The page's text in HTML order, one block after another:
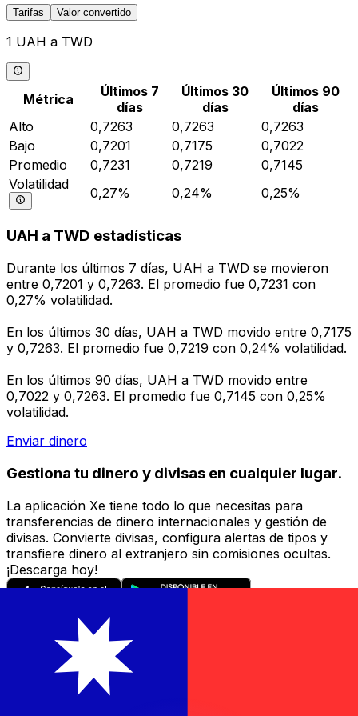
Tarifas Valor convertido
1 UAH a TWD
Métrica
Últimos 7
días
Últimos 30
días
Últimos 90
días
Alto
0,7263 0,7263
0,7263
Bajo
0,7201 0,7175
0,7022
Promedio
0,7231 0,7219
0,7145
Volatilidad
0,27% 0,24% 0,25%
UAH a TWD estadísticas
Durante los últimos 7 días, UAH a TWD se movieron
entre 0,7201 y 0,7263. El promedio fue 0,7231 con
0,27% volatilidad.
En los últimos 30 días, UAH a TWD movido entre 0,7175
y 0,7263. El promedio fue 0,7219 con 0,24% volatilidad.
En los últimos 90 días, UAH a TWD movido entre
0,7022 y 0,7263. El promedio fue 0,7145 con 0,25%
volatilidad.
Enviar dinero
Gestiona tu dinero y divisas en cualquier lugar.
La aplicación Xe tiene todo lo que necesitas para
transferencias de dinero internacionales y gestión de
divisas. Convierte divisas, configura alertas de tipos y
transfiere dinero al extranjero sin comisiones ocultas.
¡Descarga hoy!